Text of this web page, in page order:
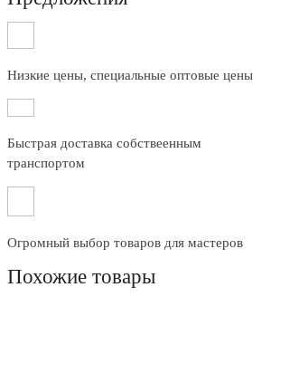
Низкие цены, специальные оптовые цены
Быстрая доставка собствеенным
транспортом
Огромный выбор товаров для мастеров
Похожие товары